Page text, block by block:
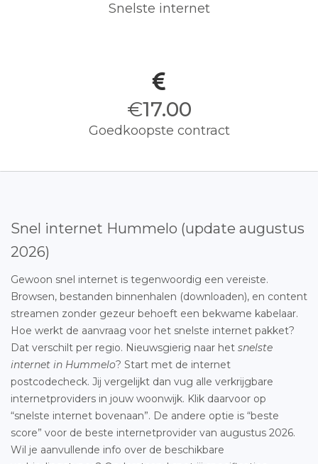
Snelste internet
€17.00
Goedkoopste contract
Snel internet Hummelo (update augustus
2026)
Gewoon snel internet is tegenwoordig een vereiste.
Browsen, bestanden binnenhalen (downloaden), en content
streamen zonder gezeur behoeft een bekwame kabelaar.
Hoe werkt de aanvraag voor het snelste internet pakket?
Dat verschilt per regio. Nieuwsgierig naar het snelste
internet in Hummelo? Start met de internet
postcodecheck. Jij vergelijkt dan vug alle verkrijgbare
internetproviders in jouw woonwijk. Klik daarvoor op
“snelste internet bovenaan”. De andere optie is “beste
score” voor de beste internetprovider van augustus 2026.
Wil je aanvullende info over de beschikbare